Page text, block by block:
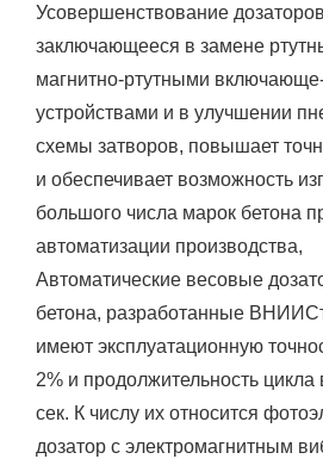
Усовершенствование
заключающееся в замене
магнитно-ртутными
устройствами и в улучшении
схемы затворов, повышает
и обеспечивает возможность
большого числа марок бетона
автоматизации производства,
Автоматические весовые
бетона, разработанные
имеют эксплуатационную
2% и продолжительность
сек. К числу их относится
дозатор с электромагнитным